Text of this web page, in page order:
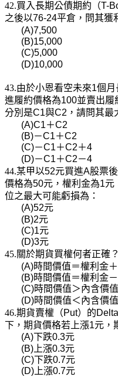
42.買入長期公債期約（T-
之後以76-24平倉，問其獲
(D)10,000
43.由於小恩看空未來1個月
進履約價格為100並賣出履
分別是C1與C2 ，請問其最
(A)C1＋
(B)－C1＋
(C)－C1＋C2＋
(D)－C1＋C2－4
44.某甲以52元買進A股票
價格為50元，權利金為1元
位之最大可能虧損為：
(A)52元
(B)2元
(C)1元
(D)3元
45.關於期貨買權何者正確？
(A)時間價值＝權利金
(B)時間價值＝權利金
(C)時間價值＞內含價值
(D)時間價值＜內含價值
46.期貨賣權（Put）的Delta
下，期貨價格若上漲1元，
(A) 下跌0.3元
(B) 上漲0.3元
(C)下跌0.7元
(D)上漲0.7元